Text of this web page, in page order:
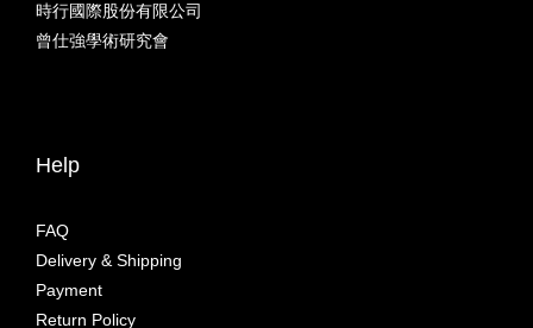
時行國際股份有限公司
曾仕強學術研究會
Help
FAQ
Delivery & Shipping
Payment
Return Policy